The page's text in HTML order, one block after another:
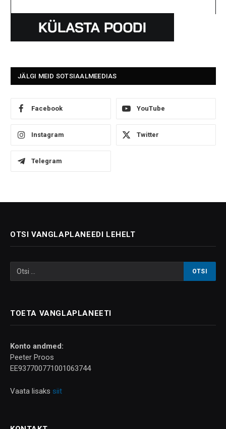
JÄLGI MEID SOTSIAALMEEDIAS
Facebook YouTube
Instagram Twitter
Telegram
OTSI VANGLAPLANEEDI LEHELT
TOETA VANGLAPLANEETI
Konto andmed:
Peeter Proos
EE937700771001063744
Vaata lisaks siit